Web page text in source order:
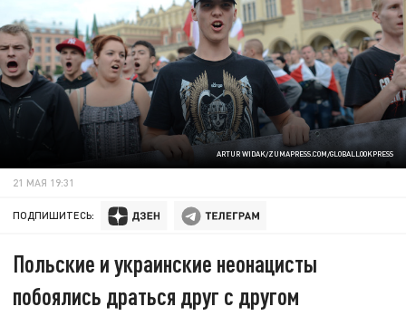
ARTUR WIDAK/ZUMAPRESS.COM/GLOBALLOOKPRESS
21 МАЯ 19:31
ПОДПИШИТЕСЬ:
Польские и украинские неонацисты
побоялись драться друг с другом